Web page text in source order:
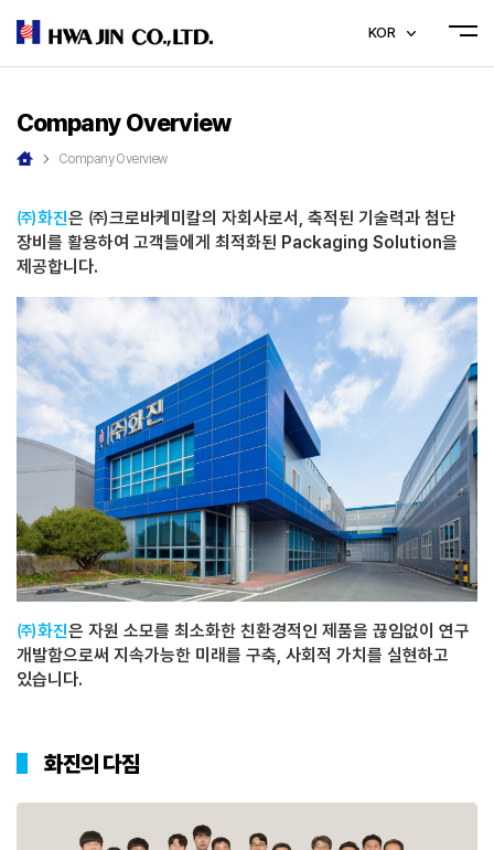
KOR
Company Overview
Company Overview
㈜화진은 ㈜크로바케미칼의 자회사로서, 축적된 기술력과 첨단
장비를 활용하여 고객들에게 최적화된 Packaging Solution을
제공합니다.
㈜화진은 자원 소모를 최소화한 친환경적인 제품을 끊임없이 연구
개발함으로써 지속가능한 미래를 구축, 사회적 가치를 실현하고
있습니다.
화진의 다짐